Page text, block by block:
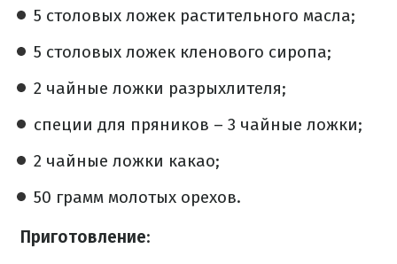
5 столовых ложек растительного масла;
5 столовых ложек кленового сиропа;
2 чайные ложки разрыхлителя;
специи для пряников – 3 чайные ложки;
2 чайные ложки какао;
50 грамм молотых орехов.
Приготовление: